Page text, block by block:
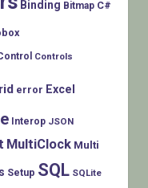
Binding Bitmap C#
Controls
error Excel
Interop JSON
MultiClock Multi
Setup SQL SQLite